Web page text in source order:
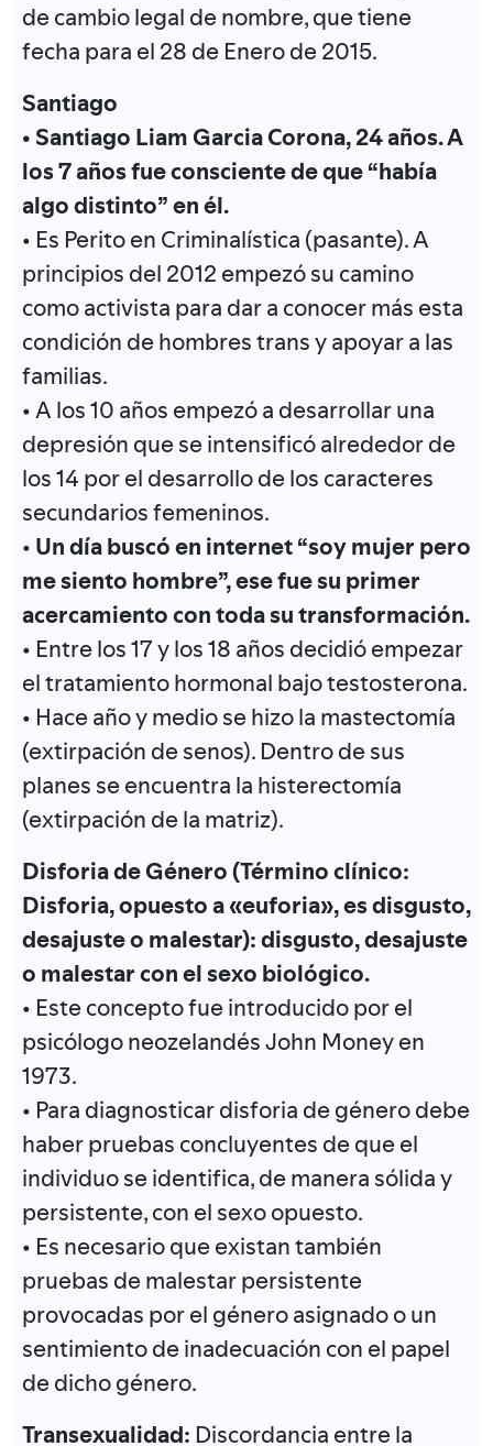
de cambio legal de nombre, que tiene
fecha para el 28 de Enero de 2015.
Santiago
• Santiago Liam Garcia Corona, 24 años. A
los 7 años fue consciente de que “había
algo distinto” en él.
• Es Perito en Criminalística (pasante). A
principios del 2012 empezó su camino
como activista para dar a conocer más esta
condición de hombres trans y apoyar a las
familias.
• A los 10 años empezó a desarrollar una
depresión que se intensificó alrededor de
los 14 por el desarrollo de los caracteres
secundarios femeninos.
• Un día buscó en internet “soy mujer pero
me siento hombre”, ese fue su primer
acercamiento con toda su transformación.
• Entre los 17 y los 18 años decidió empezar
el tratamiento hormonal bajo testosterona.
• Hace año y medio se hizo la mastectomía
(extirpación de senos). Dentro de sus
planes se encuentra la histerectomía
(extirpación de la matriz).
Disforia de Género (Término clínico:
Disforia, opuesto a «euforia», es disgusto,
desajuste o malestar): disgusto, desajuste
o malestar con el sexo biológico.
• Este concepto fue introducido por el
psicólogo neozelandés John Money en
1973.
• Para diagnosticar disforia de género debe
haber pruebas concluyentes de que el
individuo se identifica, de manera sólida y
persistente, con el sexo opuesto.
• Es necesario que existan también
pruebas de malestar persistente
provocadas por el género asignado o un
sentimiento de inadecuación con el papel
de dicho género.
Transexualidad: Discordancia entre la